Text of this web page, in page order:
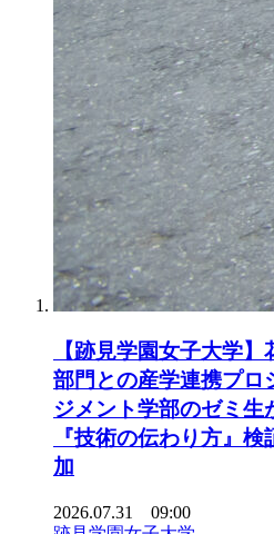
【跡見学園女子大学
部門との産学連携プ
ジメント学部のゼミ生
『技術の伝わり方』
加
2026.07.31 09:00